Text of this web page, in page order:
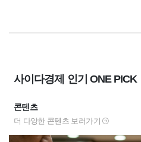
사이다경제 인기 ONE PICK
콘텐츠
더 다양한 콘텐츠 보러가기